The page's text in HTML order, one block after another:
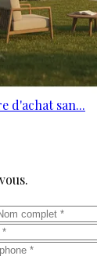
d'achat san...